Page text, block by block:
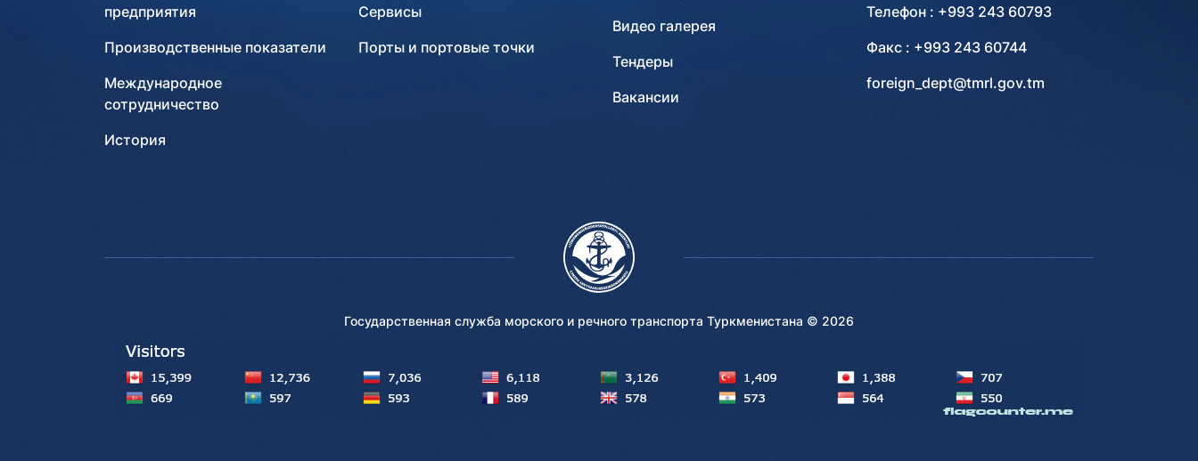
предприятия
Производственные показатели
Международное
сотрудничество
История
Сервисы
Порты и портовые точки
Видео галерея
Тендеры
Вакансии
Телефон : +993 243 60793
Факс : +993 243 60744
foreign_dept@tmrl.gov.tm
Государственная служба морского и речного транспорта Туркменистана © 2026